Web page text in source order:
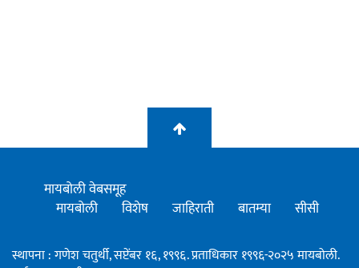
मायबोली वेबसमूह
मायबोली
विशेष जाहिराती बातम्या सीसी
स्थापना : गणेश चतुर्थी, सप्टेंबर १६, १९९६. प्रताधिकार १९९६-२०२५ मायबोली.